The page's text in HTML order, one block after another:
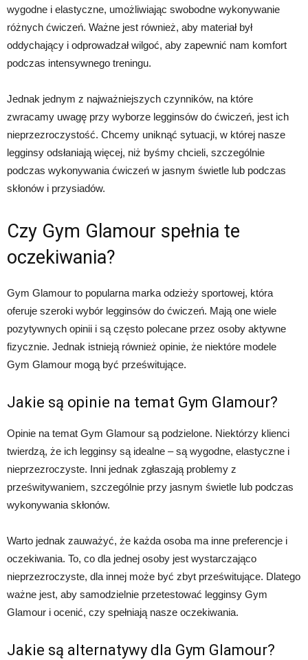
wygodne i elastyczne, umożliwiając swobodne wykonywanie
różnych ćwiczeń. Ważne jest również, aby materiał był
oddychający i odprowadzał wilgoć, aby zapewnić nam komfort
podczas intensywnego treningu.
Jednak jednym z najważniejszych czynników, na które
zwracamy uwagę przy wyborze legginsów do ćwiczeń, jest ich
nieprzezroczystość. Chcemy uniknąć sytuacji, w której nasze
legginsy odsłaniają więcej, niż byśmy chcieli, szczególnie
podczas wykonywania ćwiczeń w jasnym świetle lub podczas
skłonów i przysiadów.
Czy Gym Glamour spełnia te
oczekiwania?
Gym Glamour to popularna marka odzieży sportowej, która
oferuje szeroki wybór legginsów do ćwiczeń. Mają one wiele
pozytywnych opinii i są często polecane przez osoby aktywne
fizycznie. Jednak istnieją również opinie, że niektóre modele
Gym Glamour mogą być prześwitujące.
Jakie są opinie na temat Gym Glamour?
Opinie na temat Gym Glamour są podzielone. Niektórzy klienci
twierdzą, że ich legginsy są idealne – są wygodne, elastyczne i
nieprzezroczyste. Inni jednak zgłaszają problemy z
prześwitywaniem, szczególnie przy jasnym świetle lub podczas
wykonywania skłonów.
Warto jednak zauważyć, że każda osoba ma inne preferencje i
oczekiwania. To, co dla jednej osoby jest wystarczająco
nieprzezroczyste, dla innej może być zbyt prześwitujące. Dlatego
ważne jest, aby samodzielnie przetestować legginsy Gym
Glamour i ocenić, czy spełniają nasze oczekiwania.
Jakie są alternatywy dla Gym Glamour?